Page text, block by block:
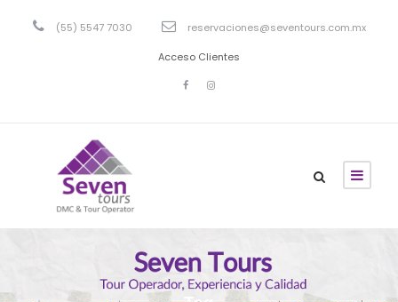
(55) 5547 7030 reservaciones@seventours.com.mx
Acceso Clientes